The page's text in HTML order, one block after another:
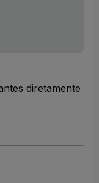
diretamente